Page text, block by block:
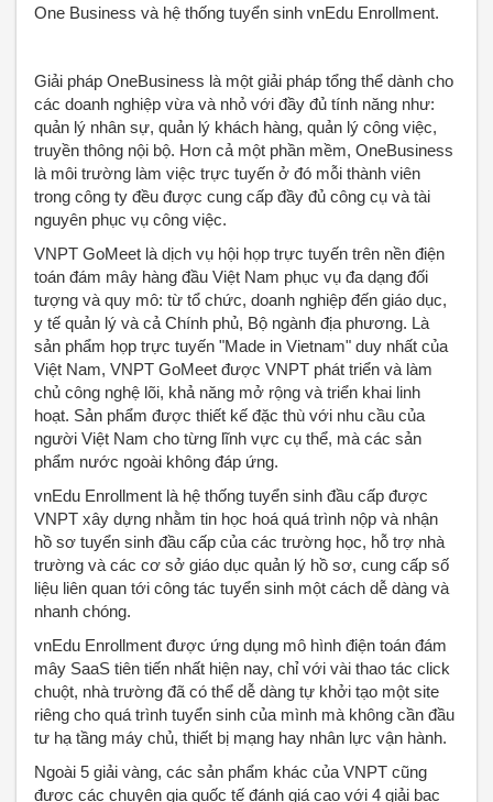
One Business và hệ thống tuyển sinh vnEdu Enrollment.
Giải pháp OneBusiness là một giải pháp tổng thể dành cho
các doanh nghiệp vừa và nhỏ với đầy đủ tính năng như:
quản lý nhân sự, quản lý khách hàng, quản lý công việc,
truyền thông nội bộ. Hơn cả một phần mềm, OneBusiness
là môi trường làm việc trực tuyến ở đó mỗi thành viên
trong công ty đều được cung cấp đầy đủ công cụ và tài
nguyên phục vụ công việc.
VNPT GoMeet là dịch vụ hội họp trực tuyến trên nền điện
toán đám mây hàng đầu Việt Nam phục vụ đa dạng đối
tượng và quy mô: từ tổ chức, doanh nghiệp đến giáo dục,
y tế quản lý và cả Chính phủ, Bộ ngành địa phương. Là
sản phẩm họp trực tuyến "Made in Vietnam" duy nhất của
Việt Nam, VNPT GoMeet được VNPT phát triển và làm
chủ công nghệ lõi, khả năng mở rộng và triển khai linh
hoạt. Sản phẩm được thiết kế đặc thù với nhu cầu của
người Việt Nam cho từng lĩnh vực cụ thể, mà các sản
phẩm nước ngoài không đáp ứng.
vnEdu Enrollment là hệ thống tuyển sinh đầu cấp được
VNPT xây dựng nhằm tin học hoá quá trình nộp và nhận
hồ sơ tuyển sinh đầu cấp của các trường học, hỗ trợ nhà
trường và các cơ sở giáo dục quản lý hồ sơ, cung cấp số
liệu liên quan tới công tác tuyển sinh một cách dễ dàng và
nhanh chóng.
vnEdu Enrollment được ứng dụng mô hình điện toán đám
mây SaaS tiên tiến nhất hiện nay, chỉ với vài thao tác click
chuột, nhà trường đã có thể dễ dàng tự khởi tạo một site
riêng cho quá trình tuyển sinh của mình mà không cần đầu
tư hạ tầng máy chủ, thiết bị mạng hay nhân lực vận hành.
Ngoài 5 giải vàng, các sản phẩm khác của VNPT cũng
được các chuyên gia quốc tế đánh giá cao với 4 giải bạc